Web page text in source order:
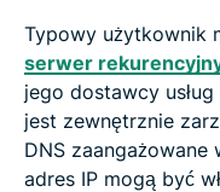
Typowy użytkownik
serwer
jego dostawcy
jest zewnętrznie
DNS zaangażowane
adres IP mogą być